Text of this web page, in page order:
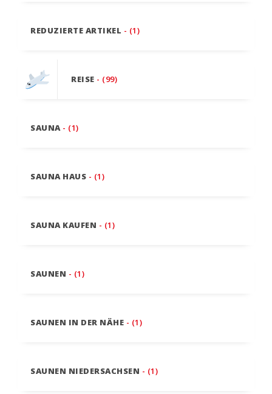
REDUZIERTE ARTIKEL - (1)
REISE - (99)
SAUNA - (1)
SAUNA HAUS - (1)
SAUNA KAUFEN - (1)
SAUNEN - (1)
SAUNEN IN DER NÄHE - (1)
SAUNEN NIEDERSACHSEN - (1)